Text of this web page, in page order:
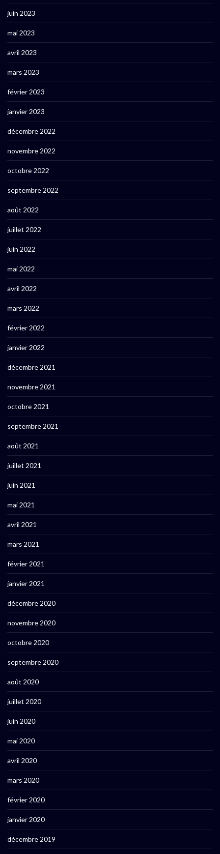
juin 2023
mai 2023
avril 2023
mars 2023
février 2023
janvier 2023
décembre 2022
novembre 2022
octobre 2022
septembre 2022
août 2022
juillet 2022
juin 2022
mai 2022
avril 2022
mars 2022
février 2022
janvier 2022
décembre 2021
novembre 2021
octobre 2021
septembre 2021
août 2021
juillet 2021
juin 2021
mai 2021
avril 2021
mars 2021
février 2021
janvier 2021
décembre 2020
novembre 2020
octobre 2020
septembre 2020
août 2020
juillet 2020
juin 2020
mai 2020
avril 2020
mars 2020
février 2020
janvier 2020
décembre 2019